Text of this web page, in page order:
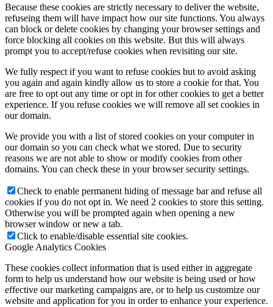
Because these cookies are strictly necessary to deliver the website,
refuseing them will have impact how our site functions. You always
can block or delete cookies by changing your browser settings and
force blocking all cookies on this website. But this will always
prompt you to accept/refuse cookies when revisiting our site.
We fully respect if you want to refuse cookies but to avoid asking
you again and again kindly allow us to store a cookie for that. You
are free to opt out any time or opt in for other cookies to get a better
experience. If you refuse cookies we will remove all set cookies in
our domain.
We provide you with a list of stored cookies on your computer in
our domain so you can check what we stored. Due to security
reasons we are not able to show or modify cookies from other
domains. You can check these in your browser security settings.
Check to enable permanent hiding of message bar and refuse all
cookies if you do not opt in. We need 2 cookies to store this setting.
Otherwise you will be prompted again when opening a new
browser window or new a tab.
Click to enable/disable essential site cookies.
Google Analytics Cookies
These cookies collect information that is used either in aggregate
form to help us understand how our website is being used or how
effective our marketing campaigns are, or to help us customize our
website and application for you in order to enhance your experience.